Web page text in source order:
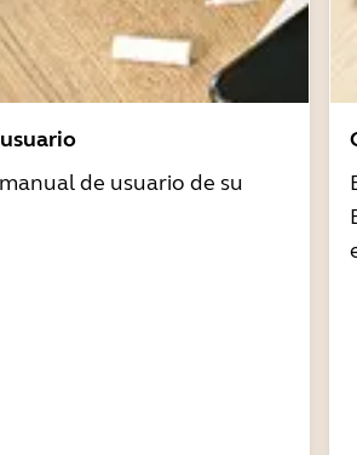
de usuario de su